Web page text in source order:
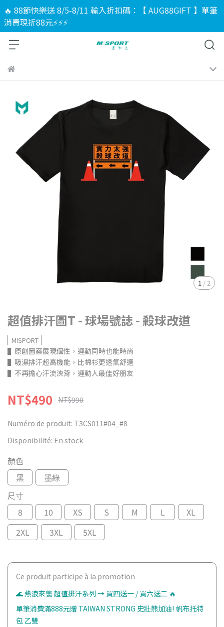
🔥 88節快樂送 8/5-8/11 輸入折扣碼：【 AUG88GIFT 】單筆
消費現折88元⚡⚡⚡
1 / 2
超值排汗圖T - 球場號誌 - 殺球改道
MISPORT
▌原創圖案展現個性，運動同時也能時尚
▌吸濕排汗超高機能，比棉衫更透氣舒適
▌不再擔心汗流浹背，運動人最佳好朋友
NT$490 NT$990
Numéro de produit: T3CS011#04_#8
Disponibilité: En stock
顏色
黑
墨綠
尺寸
8
10 XS S M L
XL
2XL
3XL 5XL
Ce produit participe à la promotion
🌊 熱浪來襲 超值排汗系列 → 買四送一 / 買六送二 🔥
單筆消費滿888元贈 TAIWAN STRONG 史壯熊加油! 帆布托特
包 乙雙